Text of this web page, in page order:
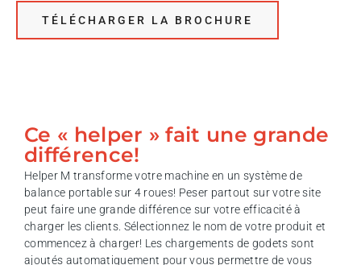
TÉLÉCHARGER LA BROCHURE
Ce « helper » fait une grande
différence!
Helper M transforme votre machine en un système de
balance portable sur 4 roues! Peser partout sur votre site
peut faire une grande différence sur votre efficacité à
charger les clients. Sélectionnez le nom de votre produit et
commencez à charger! Les chargements de godets sont
ajoutés automatiquement pour vous permettre de vous